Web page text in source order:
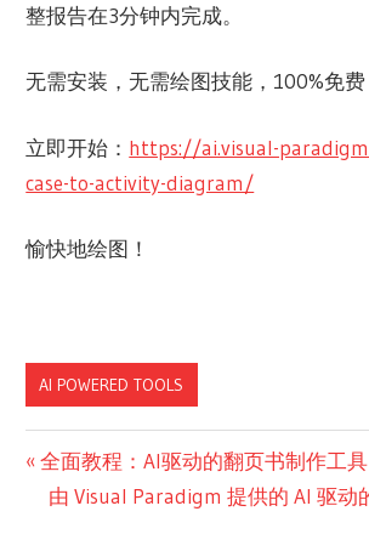
整报告在3分钟内完成。
无需安装，无需绘图技能，100%免
立即开始： https://ai.visual-
case-to-activity-diagram/
愉快地绘图！
AI POWERED TOOLS
文
章
Previous
Post:
全面教程：AI驱动的翻页书制作工具
Next
由 Visual Paradigm 提供的 AI 驱动